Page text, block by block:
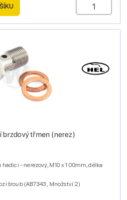
brzdový třmen (nerez)
- nerezový, M10 x 1.00mm, délka
šroub (AB7343 , Množství 2)